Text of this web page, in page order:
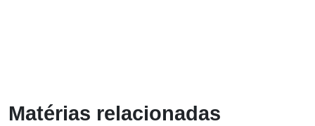
Matérias relacionadas